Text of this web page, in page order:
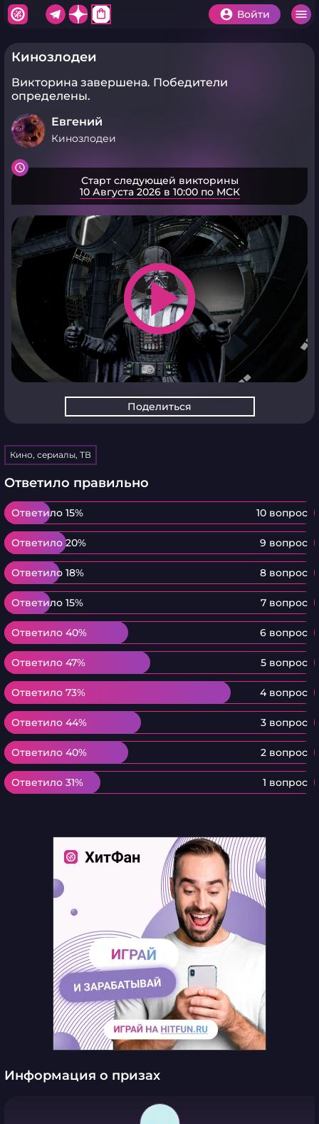
shopping_bag Войти
Кинозлодеи
Викторина завершена. Победители
определены.
Евгений
Кинозлодеи
Старт следующей викторины
10 Августа 2026 в 10:00 по МСК
play_arrow
Поделиться
Кино, сериалы, ТВ
Ответило правильно
Ответило 15% 10 вопрос
Ответило 15%
Ответило 20% 9 вопрос
Ответило 20%
Ответило 18% 8 вопрос
Ответило 18%
Ответило 15% 7 вопрос
Ответило 15%
Ответило 40% 6 вопрос
Ответило 40%
Ответило 47% 5 вопрос
Ответило 47%
Ответило 73% 4 вопрос
Ответило 73%
Ответило 44% 3 вопрос
Ответило 44%
Ответило 40% 2 вопрос
Ответило 40%
Ответило 31% 1 вопрос
Ответило 31%
Информация о призах